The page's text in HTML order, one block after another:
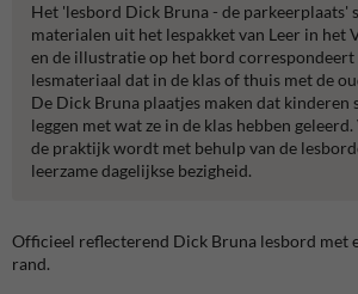
Het 'lesbord Dick Bruna - de parkeerplaats'
materialen uit het lespakket van Leer in het
en de illustratie op het bord correspondeert
lesmateriaal dat in de klas of thuis met de
De Dick Bruna plaatjes maken dat kinderen
leggen met wat ze in de klas hebben
de praktijk wordt met behulp van de
leerzame dagelijkse bezigheid.
Officieel reflecterend Dick Bruna lesbord met
rand.